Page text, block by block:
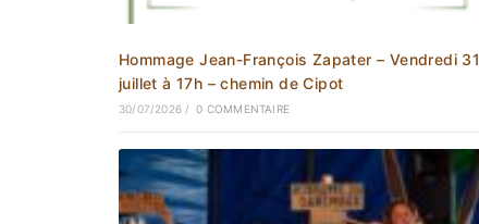
Hommage Jean-François Zapater – Vendredi 31
juillet à 17h – chemin de Cipot
30/07/2026 / 0 COMMENTAIRE